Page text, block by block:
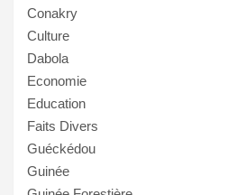
Conakry
Culture
Dabola
Economie
Education
Faits Divers
Guéckédou
Guinée